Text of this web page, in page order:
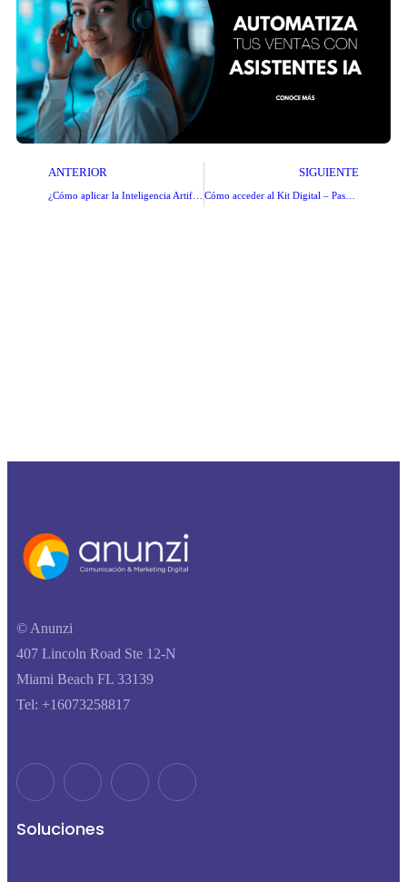
ANTERIOR SIGUIENTE
Cómo acceder al Kit Digital – Paso a Paso
© Anunzi
407 Lincoln Road Ste 12-N
Miami Beach FL 33139
Tel: +16073258817
Soluciones